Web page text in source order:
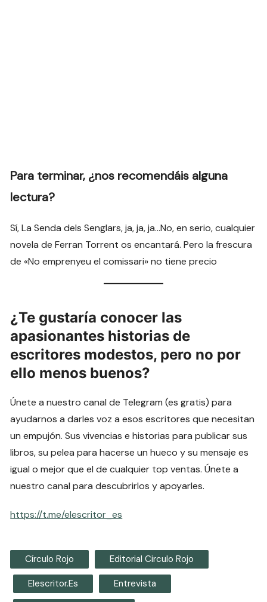
Para terminar, ¿nos recomendáis alguna
lectura?
Sí, La Senda dels Senglars, ja, ja, ja…No, en serio, cualquier
novela de Ferran Torrent os encantará. Pero la frescura
de «No emprenyeu el comissari» no tiene precio
¿Te gustaría conocer las
apasionantes historias de
escritores modestos, pero no por
ello menos buenos?
Únete a nuestro canal de Telegram (es gratis) para
ayudarnos a darles voz a esos escritores que necesitan
un empujón. Sus vivencias e historias para publicar sus
libros, su pelea para hacerse un hueco y su mensaje es
igual o mejor que el de cualquier top ventas. Únete a
nuestro canal para descubrirlos y apoyarles.
https://t.me/elescritor_es
Círculo Rojo Editorial Circulo Rojo
Elescritor.es Entrevista